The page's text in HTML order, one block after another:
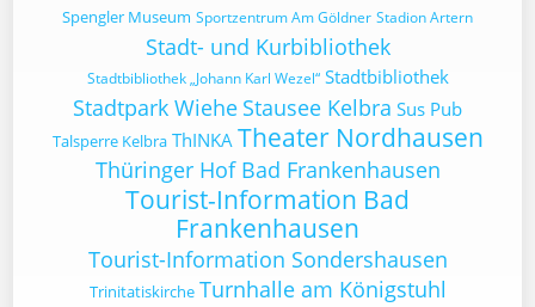
Spengler Museum Sportzentrum Am Göldner Stadion Artern
Stadt- und Kurbibliothek
Stadtbibliothek „Johann Karl Wezel“ Stadtbibliothek
Stadtpark Wiehe Stausee Kelbra Sus Pub
Talsperre Kelbra ThINKA Theater Nordhausen
Thüringer Hof Bad Frankenhausen
Tourist-Information Bad
Frankenhausen
Tourist-Information Sondershausen
Trinitatiskirche Turnhalle am Königstuhl